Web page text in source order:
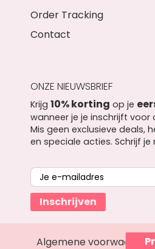
Order Tracking
Contact
ONZE NIEUWSBRIEF
Krijg 10% korting op je
wanneer je je inschrijft voor
Mis geen exclusieve deals,
en speciale acties. Schrijf je
Inschrijven
Algemene voorwaarden